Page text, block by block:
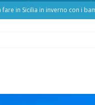
fare in Sicilia in inverno con i